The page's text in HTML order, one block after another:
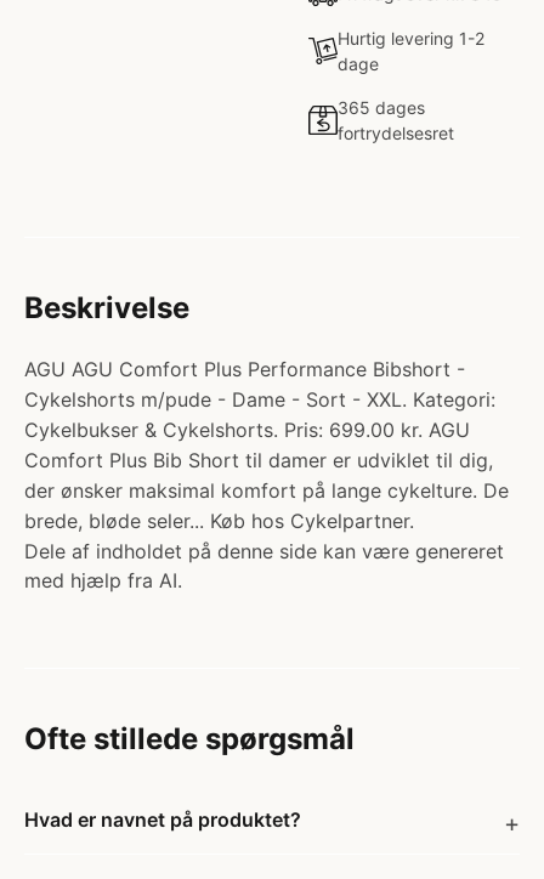
Hurtig levering 1-2
dage
365 dages
fortrydelsesret
Beskrivelse
AGU AGU Comfort Plus Performance Bibshort -
Cykelshorts m/pude - Dame - Sort - XXL. Kategori:
Cykelbukser & Cykelshorts. Pris: 699.00 kr. AGU
Comfort Plus Bib Short til damer er udviklet til dig,
der ønsker maksimal komfort på lange cykelture. De
brede, bløde seler... Køb hos Cykelpartner.
Dele af indholdet på denne side kan være genereret
med hjælp fra AI.
Ofte stillede spørgsmål
Hvad er navnet på produktet?